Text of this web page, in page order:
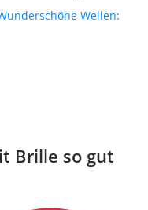
Wellen:
Brille so gut